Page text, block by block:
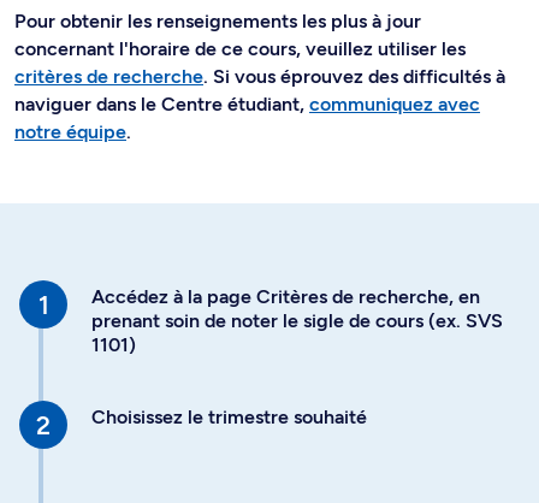
Pour obtenir les renseignements les plus à jour
concernant l'horaire de ce cours, veuillez utiliser les
critères de recherche. Si vous éprouvez des difficultés à
naviguer dans le Centre étudiant, communiquez avec
notre équipe.
Accédez à la page Critères de recherche, en
prenant soin de noter le sigle de cours (ex. SVS
1101)
Choisissez le trimestre souhaité